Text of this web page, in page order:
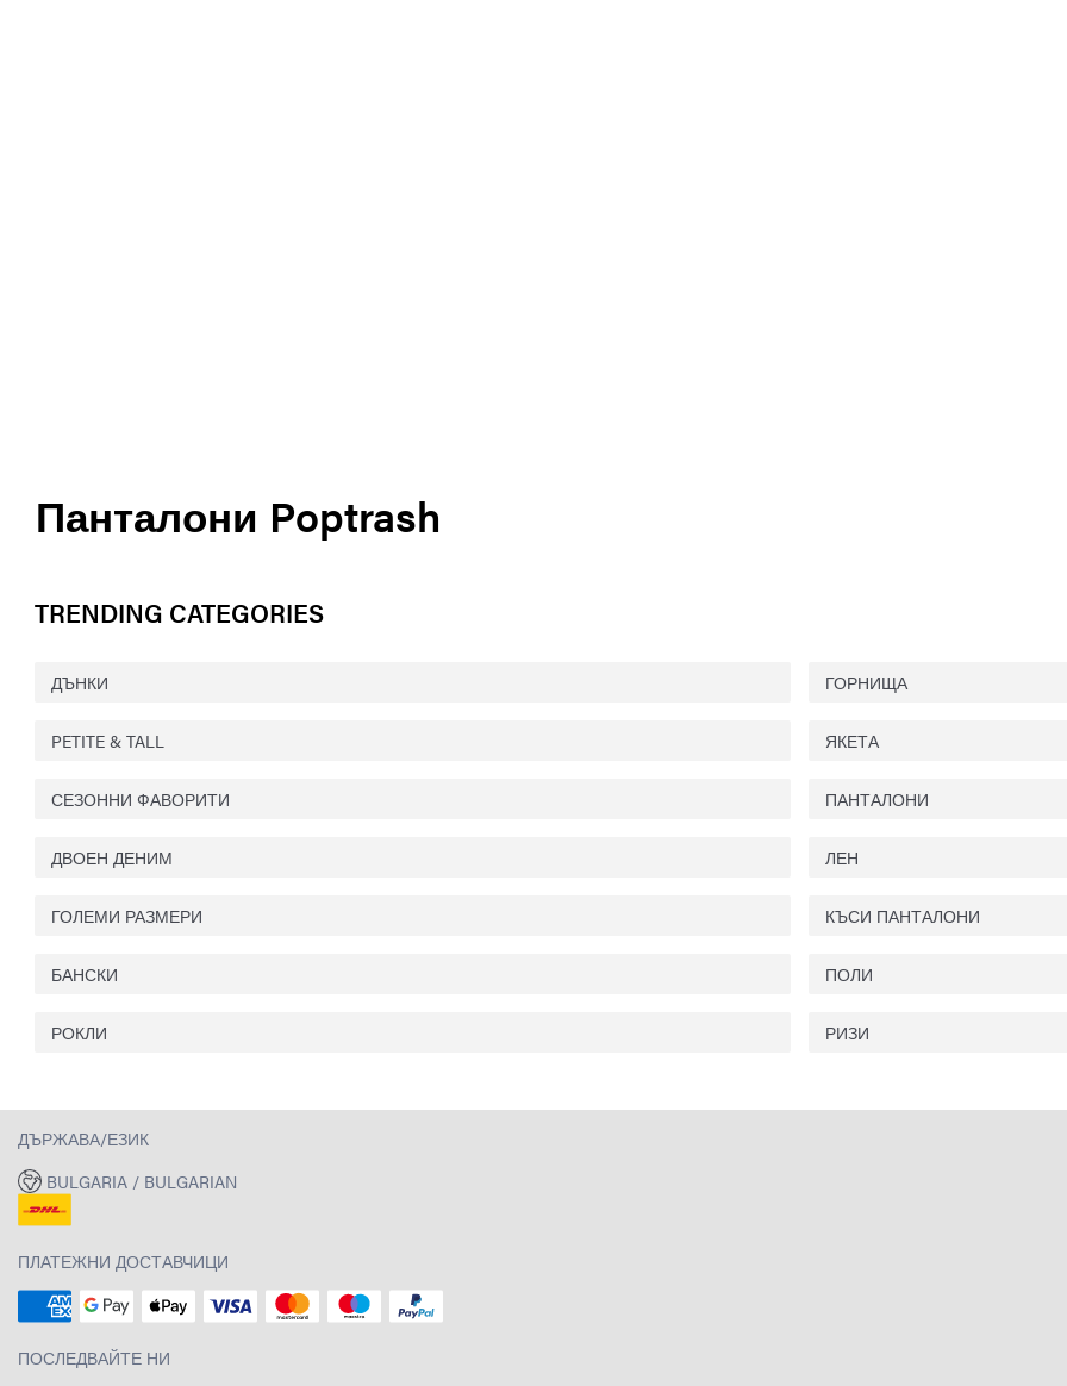
Панталони Poptrash
TRENDING CATEGORIES
ДЪНКИ ГОРНИЩА
PETITE & TALL ЯКЕТА
СЕЗОННИ ФАВОРИТИ ПАНТАЛОНИ
ДВОЕН ДЕНИМ ЛЕН
ГОЛЕМИ РАЗМЕРИ КЪСИ ПАНТАЛОНИ
БАНСКИ ПОЛИ
РОКЛИ РИЗИ
ДЪРЖАВА/ЕЗИК
BULGARIA / BULGARIAN
ПЛАТЕЖНИ ДОСТАВЧИЦИ
ПОСЛЕДВАЙТЕ НИ